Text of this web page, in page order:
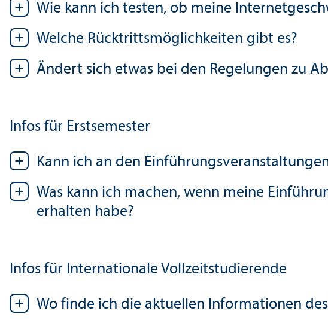
Wie kann ich testen, ob meine
Welche Rücktritts­möglichkeiten gibt es?
Ändert sich etwas bei den Regelungen zu
Infos für Erstsemester
Kann ich an den
Was kann ich machen, wenn meine
erhalten habe?
Infos für Internationale Vollzeit­studierende
Wo finde ich die aktuellen Informationen